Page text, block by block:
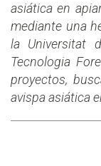
asiática en
mediante una
la Universitat
Tecnologia
proyectos,
avispa asiática